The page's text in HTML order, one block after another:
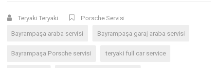
Teryaki Teryaki Porsche Servisi
Bayrampaşa araba servisi Bayrampaşa garaj araba servisi
Bayrampaşa Porsche servisi teryaki full car service